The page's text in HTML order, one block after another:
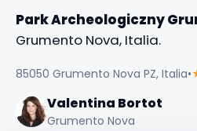
Park Archeologiczny
Grumento Nova, Italia.
85050 Grumento Nova PZ, Italia•
Valentina Bortot
Grumento Nova